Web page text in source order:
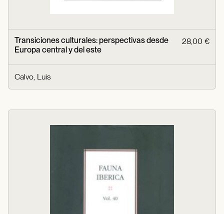
Transiciones culturales: perspectivas desde
Europa central y del este
28,00 €
Calvo, Luis